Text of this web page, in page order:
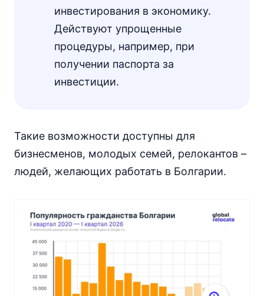
инвестирования в экономику.
Действуют упрощенные
процедуры, например, при
получении паспорта за
инвестиции.
Такие возможности доступны для
бизнесменов, молодых семей, релокантов –
людей, желающих работать в Болгарии.